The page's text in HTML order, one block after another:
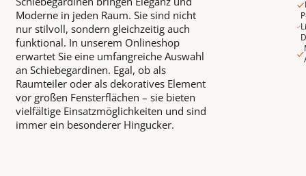
Moderne in jeden Raum. Sie sind nicht
nur stilvoll, sondern gleichzeitig auch
funktional. In unserem Onlineshop
erwartet Sie eine umfangreiche Auswahl
an Schiebegardinen. Egal, ob als
Raumteiler oder als dekoratives Element
vor großen Fensterflächen – sie bieten
vielfältige Einsatzmöglichkeiten und sind
immer ein besonderer Hingucker.